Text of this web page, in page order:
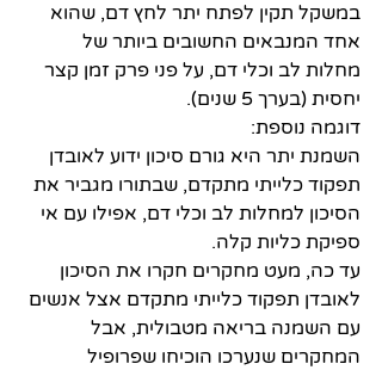
במשקל תקין לפתח יתר לחץ דם, שהוא
אחד המנבאים החשובים ביותר של
מחלות לב וכלי דם, על פני פרק זמן קצר
יחסית (בערך 5 שנים).
דוגמה נוספת:
השמנת יתר היא גורם סיכון ידוע לאובדן
תפקוד כלייתי מתקדם, שבתורו מגביר את
הסיכון למחלות לב וכלי דם, אפילו עם אי
ספיקת כליות קלה.
עד כה, מעט מחקרים חקרו את הסיכון
לאובדן תפקוד כלייתי מתקדם אצל אנשים
עם השמנה בריאה מטבולית, אבל
המחקרים שנערכו הוכיחו שפרופיל